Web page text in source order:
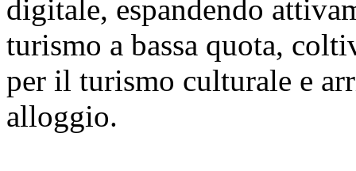
digitale, espandendo
turismo a bassa quota,
per il turismo culturale e
alloggio.